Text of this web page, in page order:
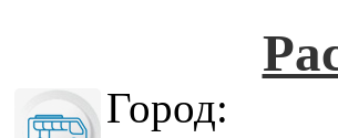
Город: